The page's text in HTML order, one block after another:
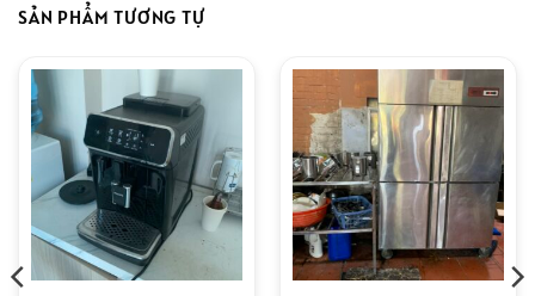
SẢN PHẨM TƯƠNG TỰ